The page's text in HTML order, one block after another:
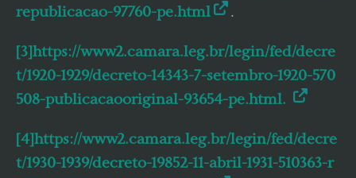
republicacao-97760-pe.html
.
[3]https://www2.camara.leg.br/legin/fed/decre
t/1920-1929/decreto-14343-7-setembro-1920-570
508-publicacaooriginal-93654-pe.html.
[4]https://www2.camara.leg.br/legin/fed/decre
t/1930-1939/decreto-19852-11-abril-1931-510363-r